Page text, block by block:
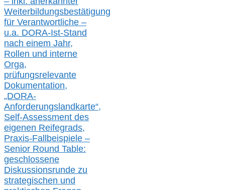
Weiterbildungsbestätigung
für Verantwortliche –
u.a. DORA-Ist-Stand
nach einem Jahr,
Rollen und interne
Orga,
prüfungsrelevante
Dokumentation,
„DORA-
Anforderungslandkarte“,
Self-Assessment des
eigenen Reifegrads,
Praxis-Fallbeispiele –
Senior Round Table:
geschlossene
Diskussionsrunde zu
strategischen und